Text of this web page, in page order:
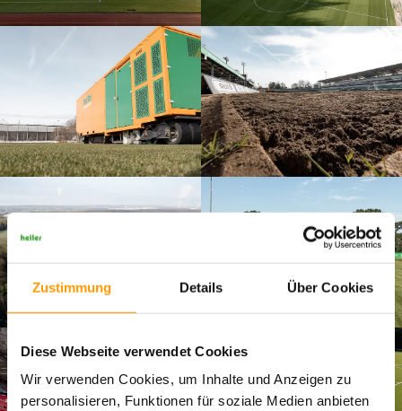
Zustimmung Details Über Cookies
Diese Webseite verwendet Cookies
Wir verwenden Cookies, um Inhalte und Anzeigen zu
personalisieren, Funktionen für soziale Medien anbieten